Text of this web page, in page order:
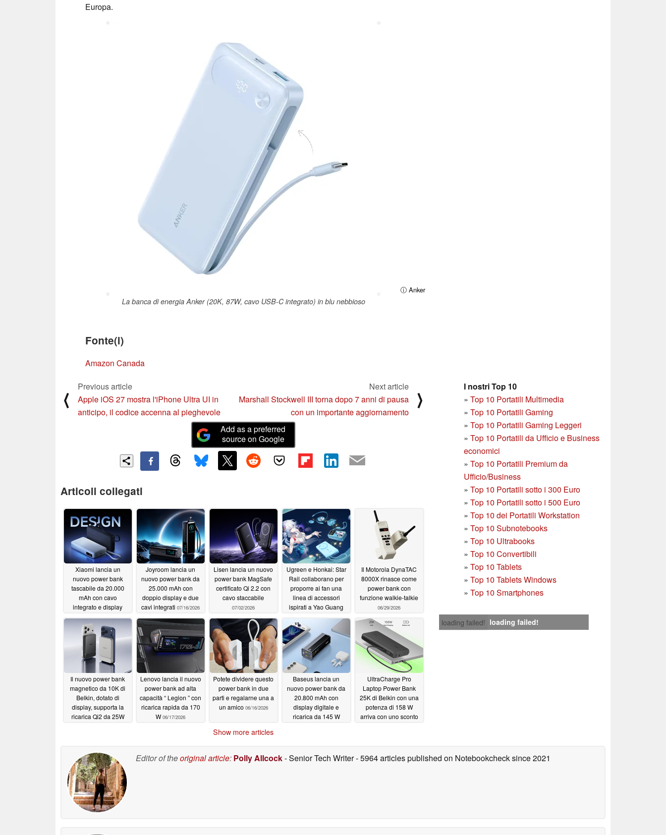
Europa.
ⓘ Anker
La banca di energia Anker (20K, 87W, cavo USB-C integrato) in blu nebbioso
Fonte(i)
Amazon Canada
I nostri Top 10
» Top 10 Portatili Multimedia
» Top 10 Portatili Gaming
» Top 10 Portatili Gaming Leggeri
» Top 10 Portatili da Ufficio e Business
economici
» Top 10 Portatili Premium da
Ufficio/Business
» Top 10 Portatili sotto i 300 Euro
» Top 10 Portatili sotto i 500 Euro
» Top 10 dei Portatili Workstation
» Top 10 Subnotebooks
» Top 10 Ultrabooks
» Top 10 Convertibili
» Top 10 Tablets
» Top 10 Tablets Windows
» Top 10 Smartphones
loading failed! loading failed!
⟨
Previous article
Apple iOS 27 mostra l'iPhone Ultra UI in
anticipo, il codice accenna al pieghevole
Next article
Marshall Stockwell III torna dopo 7 anni di pausa
con un importante aggiornamento
⟩
Add as a preferred
source on Google
Articoli collegati
Xiaomi lancia un
nuovo power bank
tascabile da 20.000
mAh con cavo
integrato e display
07/23/2026
Joyroom lancia un
nuovo power bank da
25.000 mAh con
doppio display e due
cavi integrati 07/16/2026
Lisen lancia un nuovo
power bank MagSafe
certificato Qi 2.2 con
cavo staccabile
07/02/2026
Ugreen e Honkai: Star
Rail collaborano per
proporre ai fan una
linea di accessori
ispirati a Yao Guang
06/30/2026
Il Motorola DynaTAC
8000X rinasce come
power bank con
funzione walkie-talkie
06/29/2026
Il nuovo power bank
magnetico da 10K di
Belkin, dotato di
display, supporta la
ricarica Qi2 da 25W
Lenovo lancia il nuovo
power bank ad alta
capacità “ Legion ” con
ricarica rapida da 170
W06/17/2026
Potete dividere questo
power bank in due
parti e regalarne una a
un amico 06/16/2026
Baseus lancia un
nuovo power bank da
20.800 mAh con
display digitale e
ricarica da 145 W
UltraCharge Pro
Laptop Power Bank
25K di Belkin con una
potenza di 158 W
arriva con uno sconto
Show more articles
Editor of theoriginal article: Polly Allcock- Senior Tech Writer- 5964 articles published on Notebookchecksince 2021